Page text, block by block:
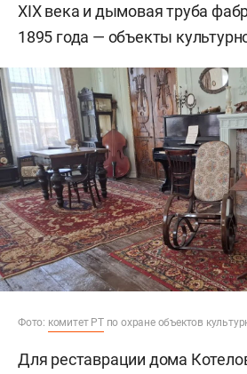
XIX века и дымовая труба
1895 года — объекты
Фото: комитет РТпо охране объектов
Для реставрации дома